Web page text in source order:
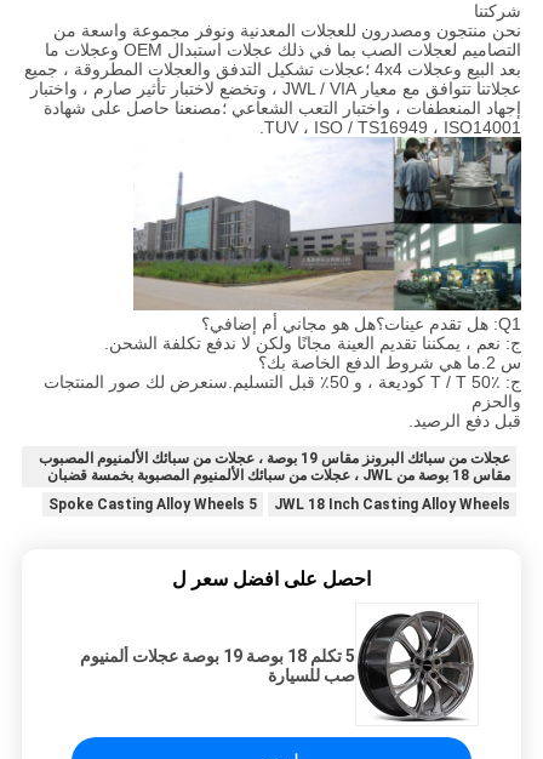
شركتنا
نحن منتجون ومصدرون للعجلات المعدنية ونوفر مجموعة واسعة من
التصاميم لعجلات الصب بما في ذلك عجلات استبدال OEM وعجلات ما
بعد البيع وعجلات 4x4 ؛عجلات تشكيل التدفق والعجلات المطروقة ، جميع
عجلاتنا تتوافق مع معيار JWL / VIA ، وتخضع لاختبار تأثير صارم ، واختبار
إجهاد المنعطفات ، واختبار التعب الشعاعي ؛مصنعنا حاصل على شهادة
TUV ، ISO / TS16949 ، ISO14001.
Q1: هل تقدم عينات؟هل هو مجاني أم إضافي؟
ج: نعم ، يمكننا تقديم العينة مجانًا ولكن لا ندفع تكلفة الشحن.
س 2.ما هي شروط الدفع الخاصة بك؟
ج: T / T 50٪ كوديعة ، و 50٪ قبل التسليم.سنعرض لك صور المنتجات
والحزم
قبل دفع الرصيد.
عجلات من سبائك البرونز مقاس 19 بوصة ، عجلات من سبائك الألمنيوم المصبوب
مقاس 18 بوصة من JWL ، عجلات من سبائك الألمنيوم المصبوبة بخمسة قضبان
JWL 18 Inch Casting Alloy Wheels
5 Spoke Casting Alloy Wheels
احصل على افضل سعر ل
5 تكلم 18 بوصة 19 بوصة عجلات ألمنيوم
صب للسيارة